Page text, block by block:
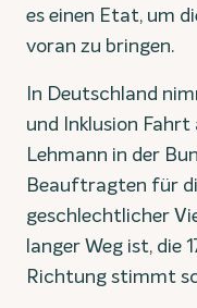
es einen Etat, um
voran zu bringen.
In Deutschland
und Inklusion
Lehmann in der
Beauftragten für
geschlechtlicher
langer Weg ist, die
Richtung stimmt